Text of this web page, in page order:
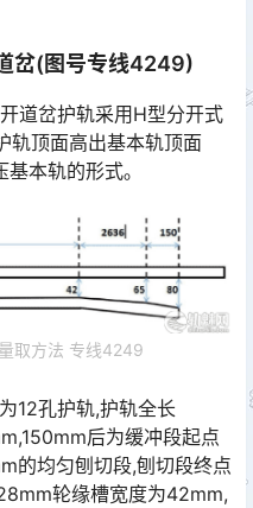
岔(图号专线4249)
道岔护轨采用H型分开式
轨顶面高出基本轨顶面
基本轨的形式｡󠅅󠅃󠄵󠅂󠄪󠇖󠆨󠆨󠇕󠆞󠆒󠅬󠇘󠆭󠆘󠇙󠆝󠅵󠇗󠆭󠆁󠄐󠇗󠅹󠅸󠇖󠆍󠅳󠇖󠅹󠅰󠇖󠆌󠅹
取方法 专线4249
12孔护轨,护轨全长
后为缓冲段起点
的均匀刨切段,刨切段终点
轮缘槽宽度为42mm,